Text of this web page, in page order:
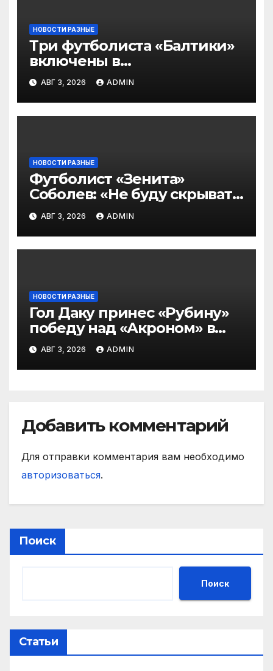
НОВОСТИ РАЗНЫЕ
Три футболиста «Балтики»
включены в
символическую сборную
2‑го тура РПЛ по версии
подписчиков МАТЧ
ПРЕМЬЕР
АВГ 3, 2026 ADMIN
НОВОСТИ РАЗНЫЕ
Футболист «Зенита»
Соболев: «Не буду скрывать
— в Оренбурге всегда
тяжело играть»
АВГ 3, 2026 ADMIN
НОВОСТИ РАЗНЫЕ
Гол Даку принес «Рубину»
победу над «Акроном» в
матче РПЛ
АВГ 3, 2026 ADMIN
Добавить комментарий
Для отправки комментария вам необходимо
авторизоваться.
Поиск
Поиск
Статьи